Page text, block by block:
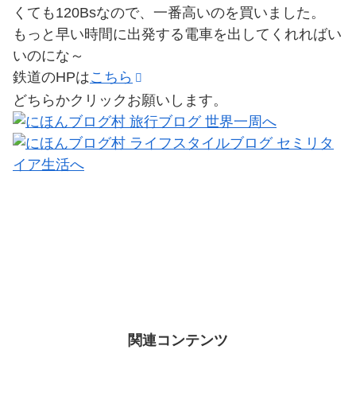
くても120Bsなので、一番高いのを買いました。
もっと早い時間に出発する電車を出してくれればい
いのにな～
鉄道のHPはこちら
どちらかクリックお願いします。
関連コンテンツ